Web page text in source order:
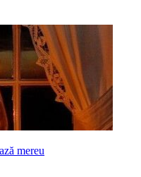
mereu